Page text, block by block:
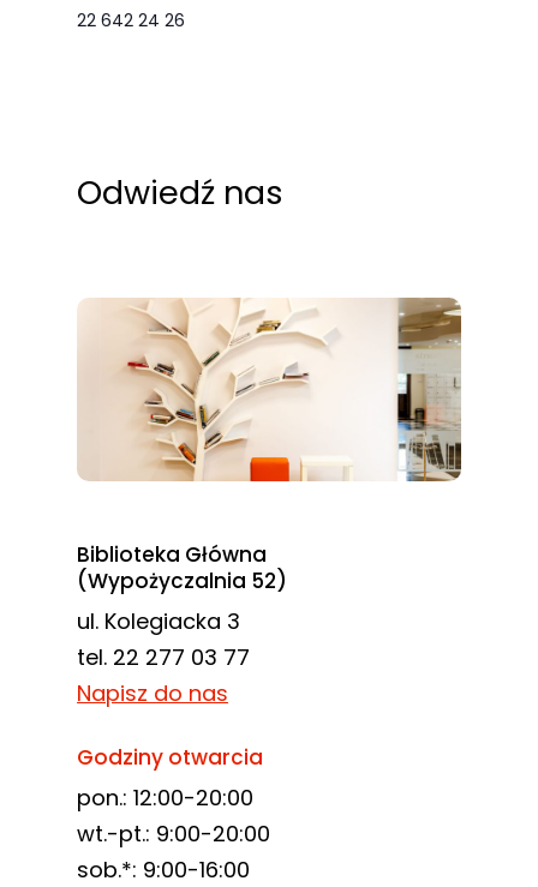
22 642 24 26
Odwiedź nas
Biblioteka Główna
(Wypożyczalnia 52)
ul. Kolegiacka 3
tel. 22 277 03 77
Napisz do nas
Godziny otwarcia
pon.: 12:00-20:00
wt.-pt.: 9:00-20:00
sob.*: 9:00-16:00
Udostępniając
odwiedzania naszej
strony, zwiększasz
spersonalizowanych
treści i ofert.